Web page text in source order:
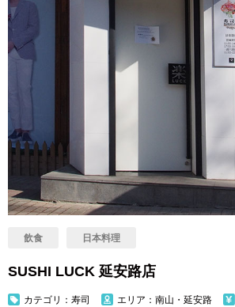
飲食 日本料理
SUSHI LUCK 延安路店
カテゴリ：寿司 エリア：南山・延安路